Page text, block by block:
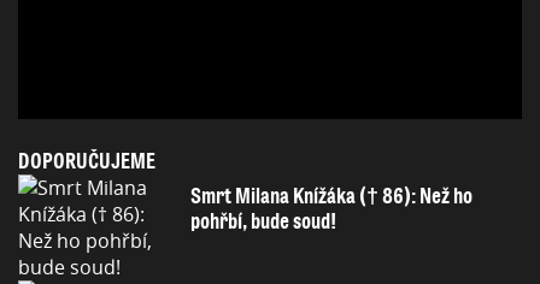
DOPORUČUJEME
Smrt Milana Knížáka († 86): Než ho
pohřbí, bude soud!